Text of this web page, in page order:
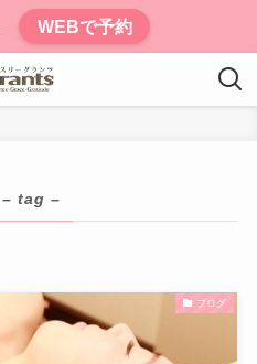
WEBで予約
– tag –
ブログ